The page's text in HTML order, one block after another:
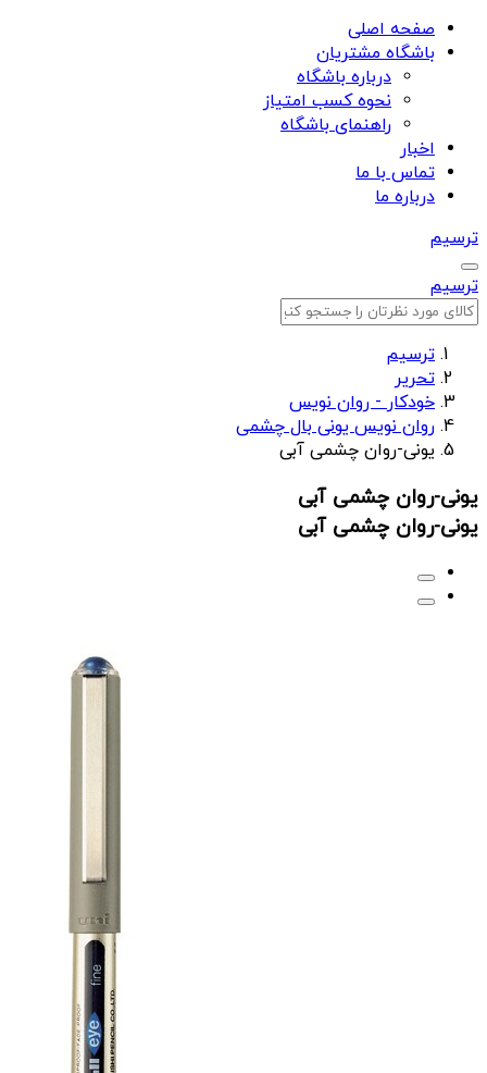
صفحه اصلی
باشگاه مشتریان
درباره باشگاه
نحوه کسب امتیاز
راهنمای باشگاه
اخبار
تماس با ما
درباره ما
ترسیم
ترسیم
ترسیم
تحریر
خودکار - روان نویس
روان نویس یونی بال چشمی
یونی-روان چشمی آبی
یونی-روان چشمی آبی
یونی-روان چشمی آبی